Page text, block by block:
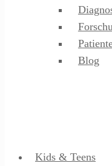
Blog
Kids & Teens